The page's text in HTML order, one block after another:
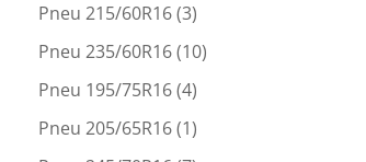
Pneu 215/60R16(3)
Pneu 235/60R16(10)
Pneu 195/75R16(4)
Pneu 205/65R16(1)